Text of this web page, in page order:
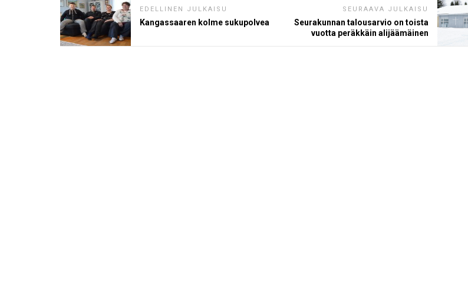
EDELLINEN JULKAISU
Kangassaaren kolme sukupolvea
SEURAAVA JULKAISU
Seurakunnan talousarvio on toista
vuotta peräkkäin alijäämäinen